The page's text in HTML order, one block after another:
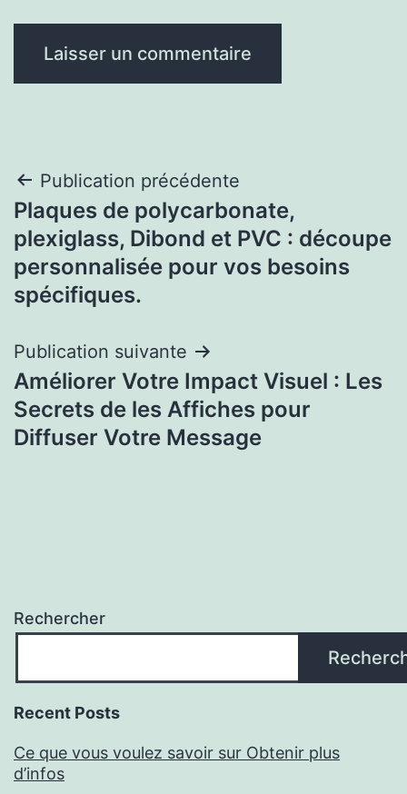
Navigation
de
l’article
Publication précédente
Plaques de polycarbonate,
plexiglass, Dibond et PVC : découpe
personnalisée pour vos besoins
spécifiques.
Publication suivante
Améliorer Votre Impact Visuel : Les
Secrets de les Affiches pour
Diffuser Votre Message
Rechercher
Recent Posts
Ce que vous voulez savoir sur Obtenir plus
d’infos